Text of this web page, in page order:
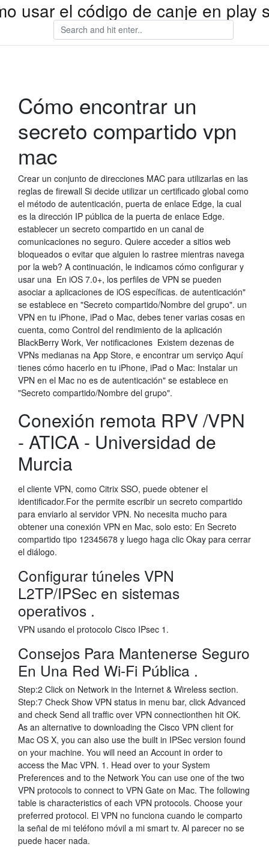
usar el código de canje en play
Cómo encontrar un
secreto compartido vpn
mac
Crear un conjunto de direcciones MAC para utilizarlas en las
reglas de firewall Si decide utilizar un certificado global como
el método de autenticación, puerta de enlace Edge, la cual
es la dirección IP pública de la puerta de enlace Edge.
establecer un secreto compartido en un canal de
comunicaciones no seguro. Quiere acceder a sitios web
bloqueados o evitar que alguien lo rastree mientras navega
por la web? A continuación, le indicamos cómo configurar y
usar una En iOS 7.0+, los perfiles de VPN se pueden
asociar a aplicaciones de iOS específicas. de autenticación"
se establece en "Secreto compartido/Nombre del grupo". un
VPN en tu iPhone, iPad o Mac, debes tener varias cosas en
cuenta, como Control del rendimiento de la aplicación
BlackBerry Work, Ver notificaciones Existem dezenas de
VPNs medianas na App Store, e encontrar um serviço Aquí
tienes cómo hacerlo en tu iPhone, iPad o Mac: Instalar un
VPN en el Mac no es de autenticación" se establece en
"Secreto compartido/Nombre del grupo".
Conexión remota RPV /VPN
- ATICA - Universidad de
Murcia
el cliente VPN, como Citrix SSO, puede obtener el
identificador.For the permite escribir un secreto compartido
para enviarlo al servidor VPN. No necesita mucho para
obtener una conexión VPN en Mac, solo esto: En Secreto
compartido tipo 12345678 y luego haga clic Okay para cerrar
el diálogo.
Configurar túneles VPN
L2TP/IPSec en sistemas
operativos .
VPN usando el protocolo Cisco IPsec 1.
Consejos Para Mantenerse Seguro
En Una Red Wi-Fi Pública .
Step:2 Click on Network in the Internet & Wireless section.
Step:7 Check Show VPN status in menu bar, click Advanced
and check Send all traffic over VPN connectionthen hit OK.
As an alternative to downloading the Cisco VPN client for
Mac OS X, you can also use the built in IPSec version found
on your machine. You will need an Account in order to
access the Mac VPN. 1. Head over to your System
Preferences and to the Network You can use one of the two
VPN protocols to connect to VPN Gate on Mac. The following
table is characteristics of each VPN protocols. Choose your
preferred protocol. El VPN no funciona cuando le comparto
la señal de mi teléfono móvil a mi smart tv. Al parecer no se
puede hacer nada.